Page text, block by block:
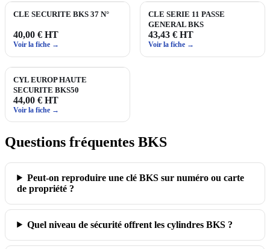
CLE SECURITE BKS 37 N°
40,00 € HT
Voir la fiche →
CLE SERIE 11 PASSE
GENERAL BKS
43,43 € HT
Voir la fiche →
CYL EUROP HAUTE
SECURITE BKS50
44,00 € HT
Voir la fiche →
Questions fréquentes BKS
Peut‑on reproduire une clé BKS sur numéro ou carte
de propriété ?
Quel niveau de sécurité offrent les cylindres BKS ?